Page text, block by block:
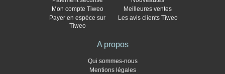
Mon compte Tiweo
Payer en espèce sur
Tiweo
Meilleures ventes
Les avis clients Tiweo
A propos
Qui sommes-nous
Mentions légales